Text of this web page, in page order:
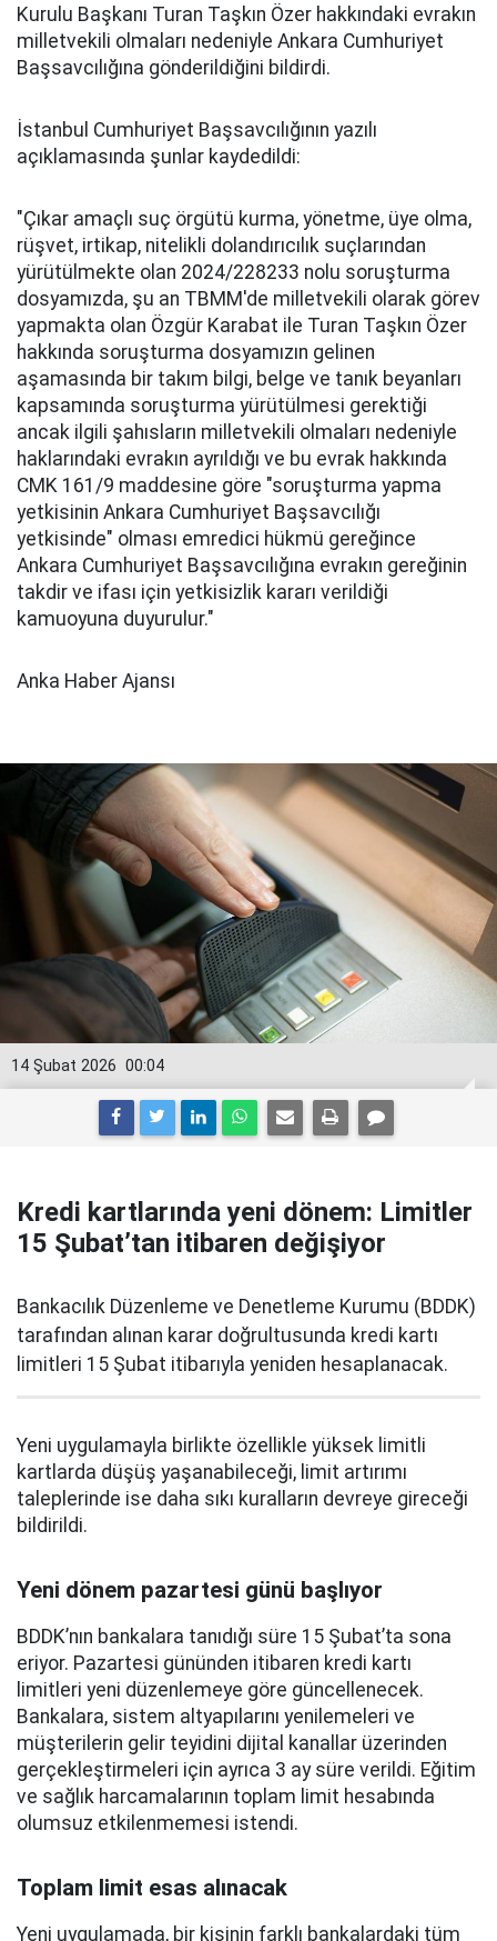
Kurulu Başkanı Turan Taşkın Özer hakkındaki evrakın
milletvekili olmaları nedeniyle Ankara Cumhuriyet
Başsavcılığına gönderildiğini bildirdi.
İstanbul Cumhuriyet Başsavcılığının yazılı
açıklamasında şunlar kaydedildi:
"Çıkar amaçlı suç örgütü kurma, yönetme, üye olma,
rüşvet, irtikap, nitelikli dolandırıcılık suçlarından
yürütülmekte olan 2024/228233 nolu soruşturma
dosyamızda, şu an TBMM'de milletvekili olarak görev
yapmakta olan Özgür Karabat ile Turan Taşkın Özer
hakkında soruşturma dosyamızın gelinen
aşamasında bir takım bilgi, belge ve tanık beyanları
kapsamında soruşturma yürütülmesi gerektiği
ancak ilgili şahısların milletvekili olmaları nedeniyle
haklarındaki evrakın ayrıldığı ve bu evrak hakkında
CMK 161/9 maddesine göre "soruşturma yapma
yetkisinin Ankara Cumhuriyet Başsavcılığı
yetkisinde" olması emredici hükmü gereğince
Ankara Cumhuriyet Başsavcılığına evrakın gereğinin
takdir ve ifası için yetkisizlik kararı verildiği
kamuoyuna duyurulur."
Anka Haber Ajansı
00:04
14 Şubat 2026
Kredi kartlarında yeni dönem: Limitler
15 Şubat’tan itibaren değişiyor
Bankacılık Düzenleme ve Denetleme Kurumu (BDDK)
tarafından alınan karar doğrultusunda kredi kartı
limitleri 15 Şubat itibarıyla yeniden hesaplanacak.
Yeni uygulamayla birlikte özellikle yüksek limitli
kartlarda düşüş yaşanabileceği, limit artırımı
taleplerinde ise daha sıkı kuralların devreye gireceği
bildirildi.
Yeni dönem pazartesi günü başlıyor
BDDK’nın bankalara tanıdığı süre 15 Şubat’ta sona
eriyor. Pazartesi gününden itibaren kredi kartı
limitleri yeni düzenlemeye göre güncellenecek.
Bankalara, sistem altyapılarını yenilemeleri ve
müşterilerin gelir teyidini dijital kanallar üzerinden
gerçekleştirmeleri için ayrıca 3 ay süre verildi. Eğitim
ve sağlık harcamalarının toplam limit hesabında
olumsuz etkilenmemesi istendi.
Toplam limit esas alınacak
Yeni uygulamada, bir kişinin farklı bankalardaki tüm